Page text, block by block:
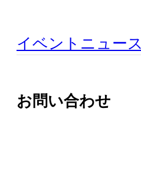
イベント ニュース
お問い合わせ